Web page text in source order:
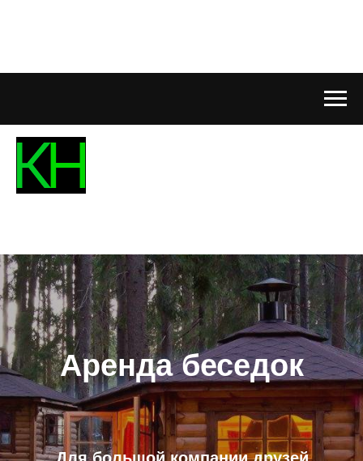
Аренда беседок